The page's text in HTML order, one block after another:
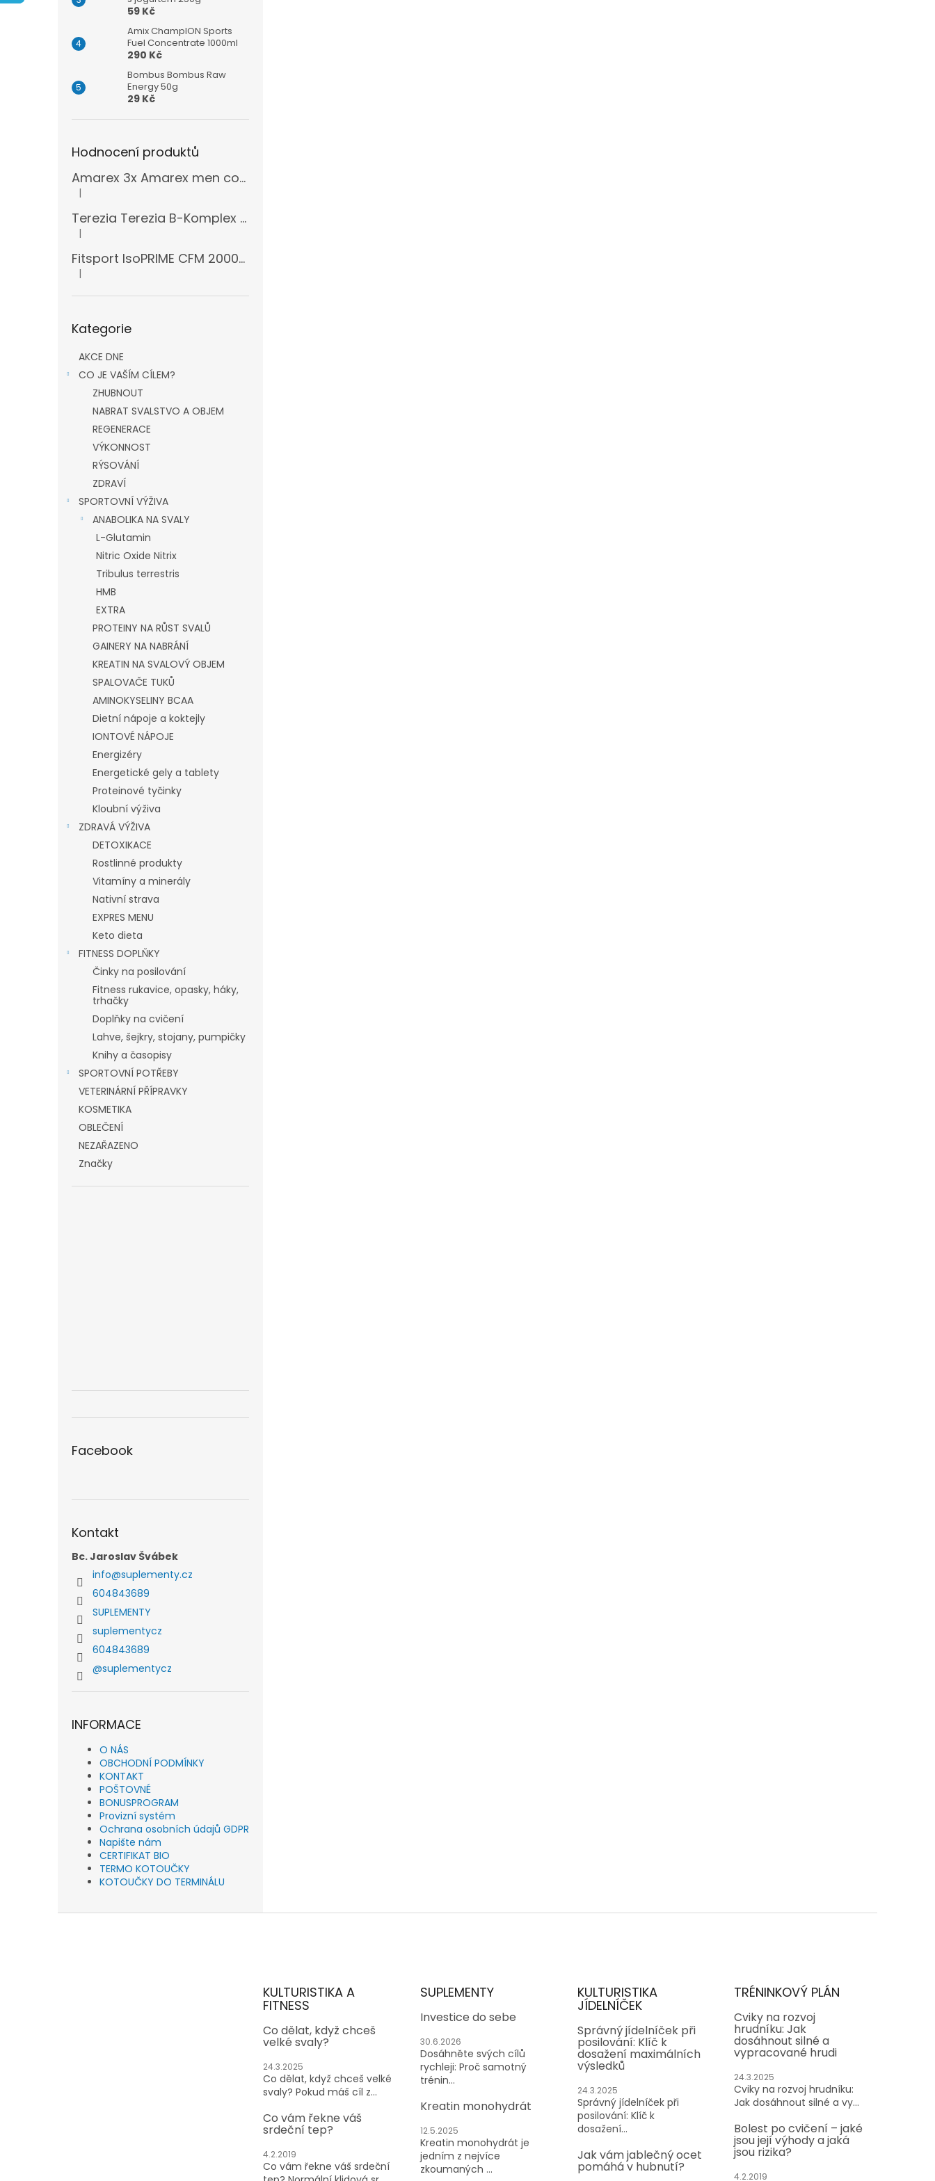
59 Kč
Amix ChampION Sports
Fuel Concentrate 1000ml
290 Kč
Bombus Bombus Raw
Energy 50g
29 Kč
Hodnocení produktů
Amarex 3x Amarex men complex 120 kapslí
Hodnocení produktu je 5 z 5 hvězdiček.
|
Terezia Terezia B-Komplex super forte 100 tablet
Hodnocení produktu je 5 z 5 hvězdiček.
|
Fitsport IsoPRIME CFM 2000g + šejkr
Hodnocení produktu je 5 z 5 hvězdiček.
|
kategorie
Kategorie
AKCE DNE
CO JE VAŠÍM CÍLEM?
ZHUBNOUT
NABRAT SVALSTVO A OBJEM
REGENERACE
VÝKONNOST
RÝSOVÁNÍ
ZDRAVÍ
SPORTOVNÍ VÝŽIVA
ANABOLIKA NA SVALY
L-Glutamin
Nitric Oxide Nitrix
Tribulus terrestris
HMB
EXTRA
PROTEINY NA RŮST SVALŮ
GAINERY NA NABRÁNÍ
KREATIN NA SVALOVÝ OBJEM
SPALOVAČE TUKŮ
AMINOKYSELINY BCAA
Dietní nápoje a koktejly
IONTOVÉ NÁPOJE
Energizéry
Energetické gely a tablety
Proteinové tyčinky
Kloubní výživa
ZDRAVÁ VÝŽIVA
DETOXIKACE
Rostlinné produkty
Vitamíny a minerály
Nativní strava
EXPRES MENU
Keto dieta
FITNESS DOPLŇKY
Činky na posilování
Fitness rukavice, opasky, háky,
trhačky
Doplňky na cvičení
Lahve, šejkry, stojany, pumpičky
Knihy a časopisy
SPORTOVNÍ POTŘEBY
VETERINÁRNÍ PŘÍPRAVKY
KOSMETIKA
OBLEČENÍ
NEZAŘAZENO
Značky
Facebook
Kontakt
Bc. Jaroslav Švábek
info@suplementy.cz
604843689
SUPLEMENTY
suplementycz
604843689
@suplementycz
INFORMACE
O NÁS
OBCHODNÍ PODMÍNKY
KONTAKT
POŠTOVNÉ
BONUSPROGRAM
Provizní systém
Ochrana osobních údajů GDPR
Napište nám
CERTIFIKAT BIO
TERMO KOTOUČKY
KOTOUČKY DO TERMINÁLU
KULTURISTIKA A
FITNESS
Co dělat, když chceš
velké svaly?
24.3.2025
Co dělat, když chceš velké
svaly? Pokud máš cíl z...
Co vám řekne váš
srdeční tep?
4.2.2019
Co vám řekne váš srdeční
SUPLEMENTY
Investice do sebe
30.6.2026
Dosáhněte svých cílů
rychleji: Proč samotný
trénin...
Kreatin monohydrát
12.5.2025
Kreatin monohydrát je
jedním z nejvíce
zkoumaných ...
KULTURISTIKA
JÍDELNÍČEK
Správný jídelníček při
posilování: Klíč k
dosažení maximálních
výsledků
24.3.2025
Správný jídelníček při
posilování: Klíč k
dosažení...
Jak vám jablečný ocet
pomáhá v hubnutí?
TRÉNINKOVÝ PLÁN
Cviky na rozvoj
hrudníku: Jak
dosáhnout silné a
vypracované hrudi
24.3.2025
Cviky na rozvoj hrudníku:
Jak dosáhnout silné a vy...
Bolest po cvičení – jaké
jsou její výhody a jaká
jsou rizika?
4.2.2019